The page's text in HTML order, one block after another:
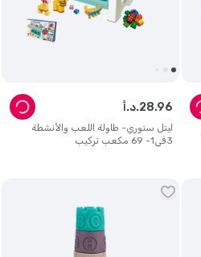
ليتل ستوري- طاولة اللعب والأنشطة
3في1- 69 مكعب تركيب
د.أ.28.96